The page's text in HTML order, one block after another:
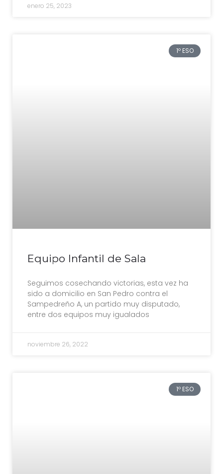
enero 25, 2023
1º ESO
Equipo Infantil de Sala
Seguimos cosechando victorias, esta vez ha
sido a domicilio en San Pedro contra el
Sampedreño A, un partido muy disputado,
entre dos equipos muy igualados
noviembre 26, 2022
1º ESO